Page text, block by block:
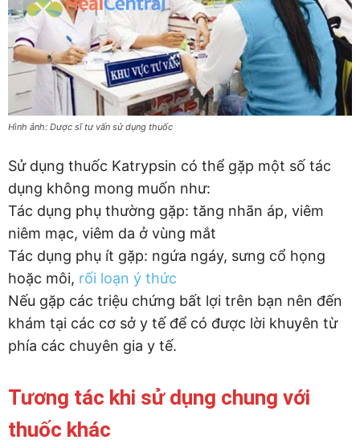
Hình ảnh: Dược sĩ tư vấn sử dụng thuốc
Sử dụng thuốc Katrypsin có thể gặp một số tác
dụng không mong muốn như:
Tác dụng phụ thường gặp: tăng nhãn áp, viêm
niêm mạc, viêm da ở vùng mắt
Tác dụng phụ ít gặp: ngứa ngáy, sưng cổ họng
hoặc môi, rối loạn ý thức
Nếu gặp các triệu chứng bất lợi trên bạn nên đến
khám tại các cơ sở y tế để có được lời khuyên từ
phía các chuyên gia y tế.
Tương tác khi sử dụng chung với
thuốc khác